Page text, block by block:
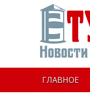
ГЛАВНОЕ